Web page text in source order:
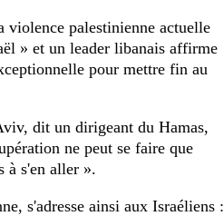
violence palestinienne actuelle
» et un leader libanais affirme
pour mettre fin au
dit un dirigeant du Hamas,
ne peut se faire que
à s'en aller ».
s'adresse ainsi aux Israéliens :